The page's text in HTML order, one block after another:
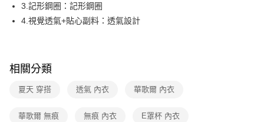
付款後全家取貨
每筆NT$80，滿NT$1,000(含以上)免運費
付款後7-11取貨
3.記形鋼圈：記形鋼圈
4.視覺透氣+貼心副料：透氣設計
相關分類
夏天 穿搭 透氣 內衣 華歌爾 內衣
華歌爾 無痕 無痕 內衣 E罩杯 內衣